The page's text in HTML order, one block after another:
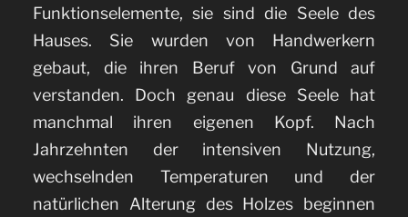
Funktionselemente, sie sind die Seele des
Hauses. Sie wurden von Handwerkern
gebaut, die ihren Beruf von Grund auf
verstanden. Doch genau diese Seele hat
manchmal ihren eigenen Kopf. Nach
Jahrzehnten der intensiven Nutzung,
wechselnden Temperaturen und der
natürlichen Alterung des Holzes beginnen